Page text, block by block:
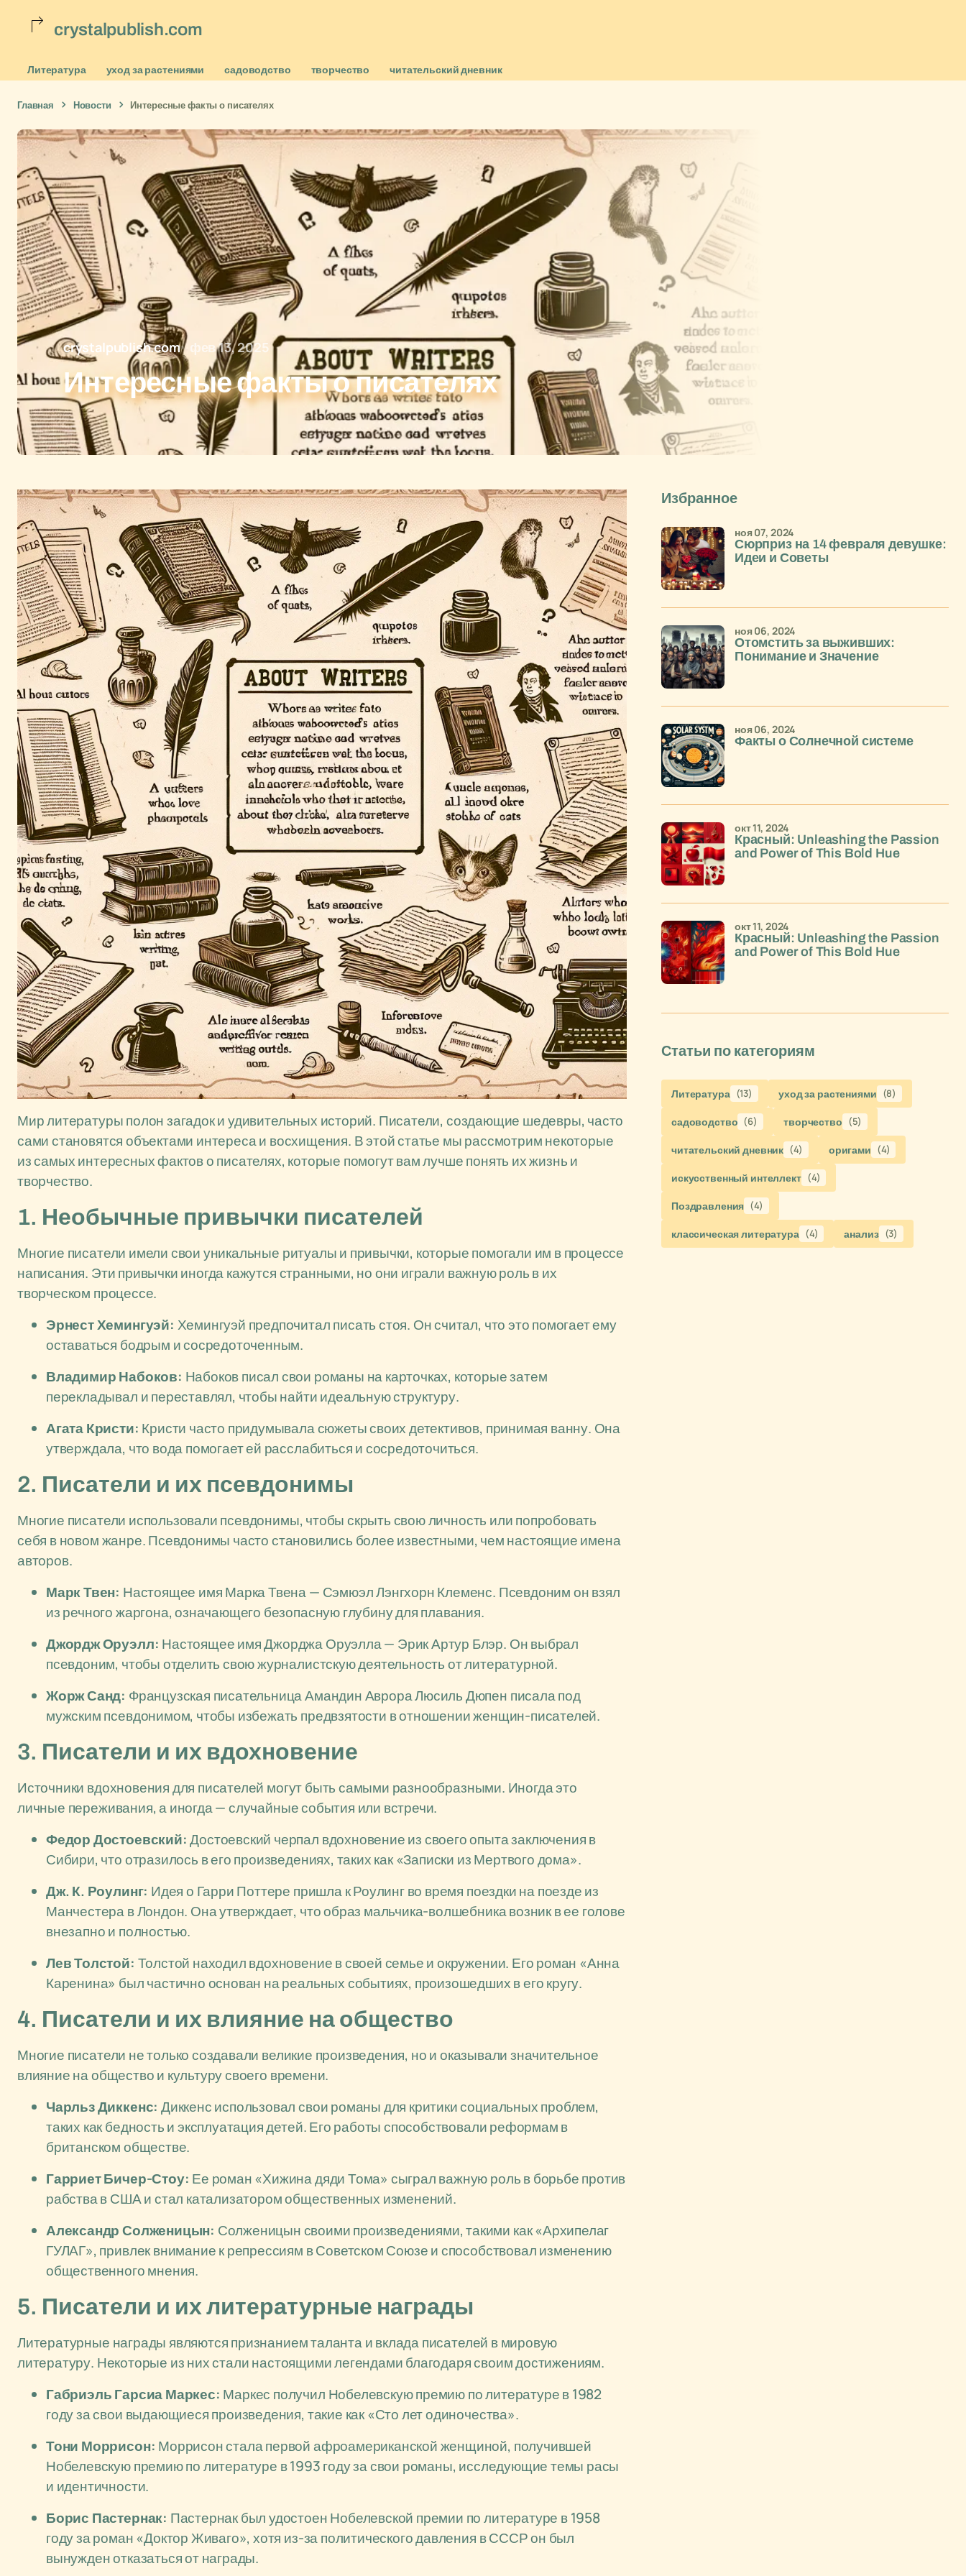
crystalpublish.com
Литература уход за растениями садоводство творчество читательский дневник
Главная Новости Интересные факты о писателях
crystalpublish.com фев 13, 2025
Интересные факты о писателях
Мир литературы полон загадок и удивительных историй. Писатели, создающие шедевры, часто
сами становятся объектами интереса и восхищения. В этой статье мы рассмотрим некоторые
из самых интересных фактов о писателях, которые помогут вам лучше понять их жизнь и
творчество.
1. Необычные привычки писателей
Многие писатели имели свои уникальные ритуалы и привычки, которые помогали им в процессе
написания. Эти привычки иногда кажутся странными, но они играли важную роль в их
творческом процессе.
Эрнест Хемингуэй: Хемингуэй предпочитал писать стоя. Он считал, что это помогает ему
оставаться бодрым и сосредоточенным.
Владимир Набоков: Набоков писал свои романы на карточках, которые затем
перекладывал и переставлял, чтобы найти идеальную структуру.
Агата Кристи: Кристи часто придумывала сюжеты своих детективов, принимая ванну. Она
утверждала, что вода помогает ей расслабиться и сосредоточиться.
2. Писатели и их псевдонимы
Многие писатели использовали псевдонимы, чтобы скрыть свою личность или попробовать
себя в новом жанре. Псевдонимы часто становились более известными, чем настоящие имена
авторов.
Марк Твен: Настоящее имя Марка Твена — Сэмюэл Лэнгхорн Клеменс. Псевдоним он взял
из речного жаргона, означающего безопасную глубину для плавания.
Джордж Оруэлл: Настоящее имя Джорджа Оруэлла — Эрик Артур Блэр. Он выбрал
псевдоним, чтобы отделить свою журналистскую деятельность от литературной.
Жорж Санд: Французская писательница Амандин Аврора Люсиль Дюпен писала под
мужским псевдонимом, чтобы избежать предвзятости в отношении женщин-писателей.
3. Писатели и их вдохновение
Источники вдохновения для писателей могут быть самыми разнообразными. Иногда это
личные переживания, а иногда — случайные события или встречи.
Федор Достоевский:Достоевский черпал вдохновение из своего опыта заключения в
Сибири, что отразилось в его произведениях, таких как «Записки из Мертвого дома».
Дж. К. Роулинг: Идея о Гарри Поттере пришла к Роулинг во время поездки на поезде из
Манчестера в Лондон. Она утверждает, что образ мальчика-волшебника возник в ее голове
внезапно и полностью.
Лев Толстой: Толстой находил вдохновение в своей семье и окружении. Его роман «Анна
Каренина» был частично основан на реальных событиях, произошедших в его кругу.
4. Писатели и их влияние на общество
Многие писатели не только создавали великие произведения, но и оказывали значительное
влияние на общество и культуру своего времени.
Чарльз Диккенс: Диккенс использовал свои романы для критики социальных проблем,
таких как бедность и эксплуатация детей. Его работы способствовали реформам в
британском обществе.
Гарриет Бичер-Стоу: Ее роман «Хижина дяди Тома» сыграл важную роль в борьбе против
рабства в США и стал катализатором общественных изменений.
Александр Солженицын: Солженицын своими произведениями, такими как «Архипелаг
ГУЛАГ», привлек внимание к репрессиям в Советском Союзе и способствовал изменению
общественного мнения.
5. Писатели и их литературные награды
Литературные награды являются признанием таланта и вклада писателей в мировую
литературу. Некоторые из них стали настоящими легендами благодаря своим достижениям.
Габриэль Гарсиа Маркес: Маркес получил Нобелевскую премию по литературе в 1982
году за свои выдающиеся произведения, такие как «Сто лет одиночества».
Тони Моррисон: Моррисон стала первой афроамериканской женщиной, получившей
Нобелевскую премию по литературе в 1993 году за свои романы, исследующие темы расы
и идентичности.
Борис Пастернак: Пастернак был удостоен Нобелевской премии по литературе в 1958
году за роман «Доктор Живаго», хотя из-за политического давления в СССР он был
вынужден отказаться от награды.
Избранное
Сюрприз на 14 февраля девушке:
Идеи и Советы
ноя 07, 2024
Отомстить за выживших:
Понимание и Значение
ноя 06, 2024
Факты о Солнечной системе
ноя 06, 2024
Красный: Unleashing the Passion
and Power of This Bold Hue
окт 11, 2024
Красный: Unleashing the Passion
and Power of This Bold Hue
окт 11, 2024
Статьи по категориям
Литература (13) уход за растениями (8)
садоводство (6) творчество (5)
читательский дневник (4) оригами (4)
искусственный интеллект (4)
Поздравления (4)
классическая литература (4) анализ (3)